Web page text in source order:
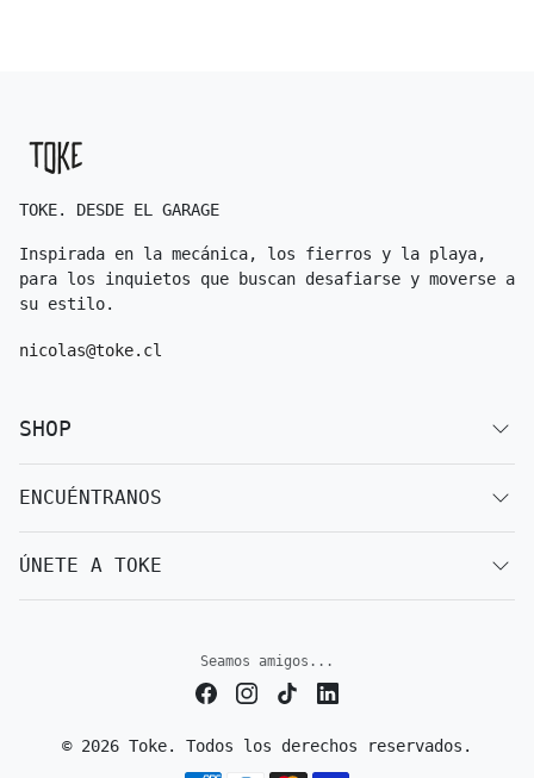
TOKE. DESDE EL GARAGE
Inspirada en la mecánica, los fierros y la playa,
para los inquietos que buscan desafiarse y moverse a
su estilo.
nicolas@toke.cl
SHOP
ENCUÉNTRANOS
ÚNETE A TOKE
Seamos amigos...
© 2026 Toke. Todos los derechos reservados.